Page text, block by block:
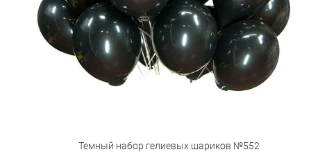
Темный набор гелиевых шариков №552